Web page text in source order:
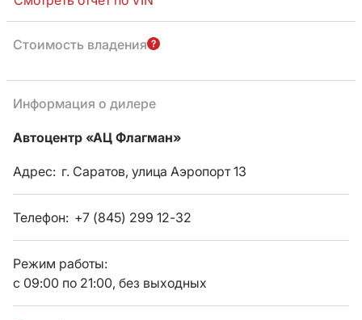
Стоимость владения
Информация о дилере
Автоцентр «АЦ Флагман»
Адрес: г. Саратов, улица Аэропорт 13
Телефон: +7 (845) 299 12-32
Режим работы:
с 09:00 по 21:00, без выходных